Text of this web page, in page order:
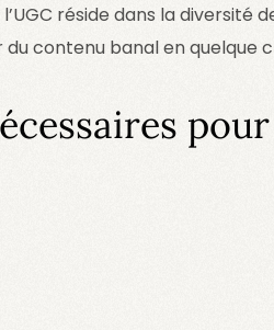
réside dans la diversité
contenu banal en quelque